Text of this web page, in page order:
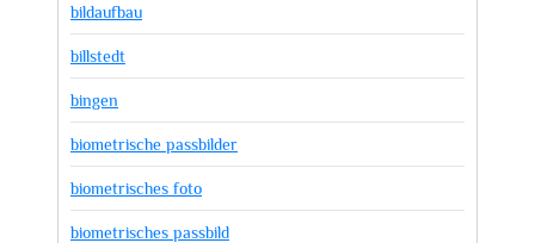
bildaufbau
billstedt
bingen
biometrische passbilder
biometrisches foto
biometrisches passbild